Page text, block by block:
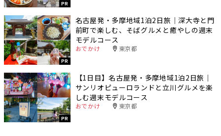
PR
PR
名古屋発・多摩地域1泊2日旅｜深大寺と門
前町で楽しむ、そばグルメと癒やしの週末
モデルコース
おでかけ 東京都
PR
【1日目】名古屋発・多摩地域1泊2日旅｜
サンリオピューロランドと立川グルメを楽
しむ週末モデルコース
おでかけ 東京都